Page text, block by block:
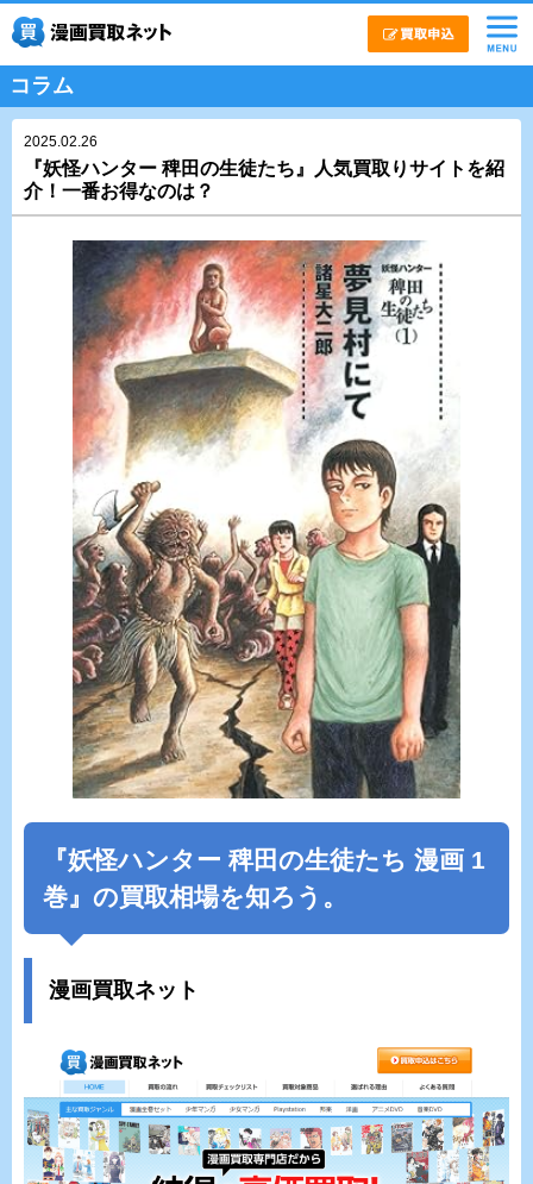
コラム
2025.02.26
『妖怪ハンター 稗田の生徒たち』人気買取りサイトを紹
介！一番お得なのは？
『妖怪ハンター 稗田の生徒たち 漫画 1
巻』の買取相場を知ろう。
漫画買取ネット